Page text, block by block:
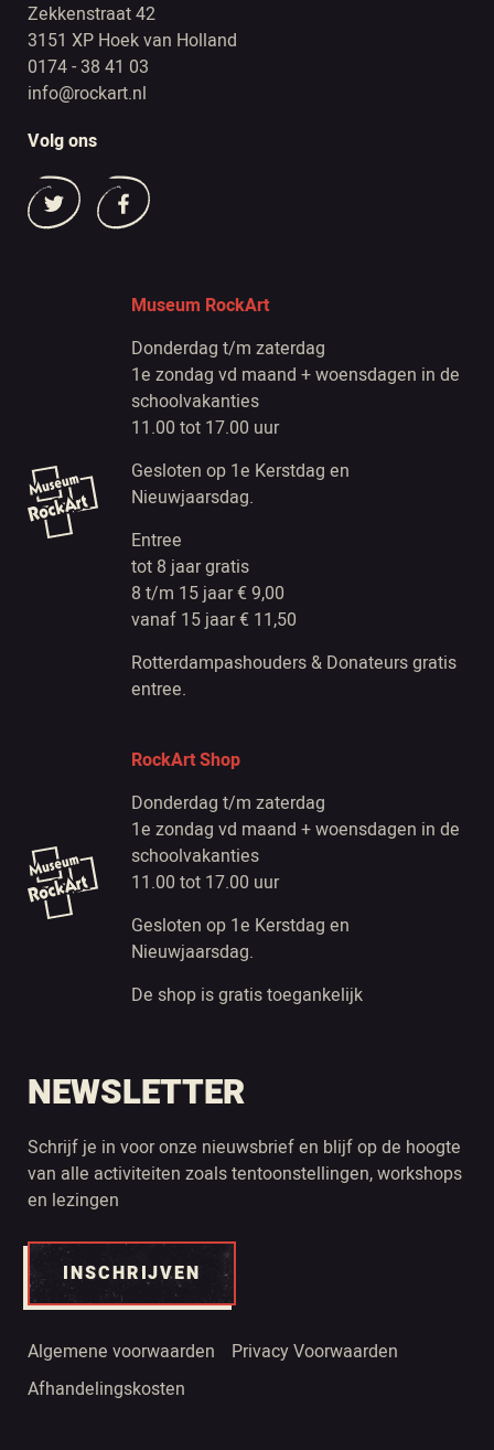
Zekkenstraat 42
3151 XP Hoek van Holland
0174 - 38 41 03
info@rockart.nl
Volg ons
Museum RockArt
Donderdag t/m zaterdag
1e zondag vd maand + woensdagen in de
schoolvakanties
11.00 tot 17.00 uur
Gesloten op 1e Kerstdag en
Nieuwjaarsdag.
Entree
tot 8 jaar gratis
8 t/m 15 jaar € 9,00
vanaf 15 jaar € 11,50
Rotterdampashouders & Donateurs gratis
entree.
RockArt Shop
Donderdag t/m zaterdag
1e zondag vd maand + woensdagen in de
schoolvakanties
11.00 tot 17.00 uur
Gesloten op 1e Kerstdag en
Nieuwjaarsdag.
De shop is gratis toegankelijk
NEWSLETTER
Schrijf je in voor onze nieuwsbrief en blijf op de hoogte
van alle activiteiten zoals tentoonstellingen, workshops
en lezingen
INSCHRIJVEN
Algemene voorwaarden
Privacy Voorwaarden
Afhandelingskosten